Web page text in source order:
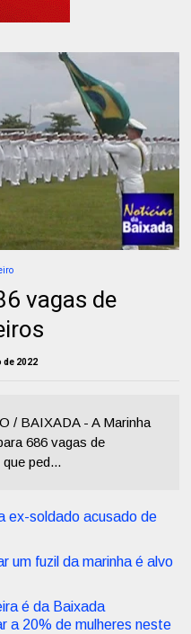
vagas de
de 2022
/ BAIXADA - A Marinha
686 vagas de
ped...
ex-soldado acusado de
um fuzil da marinha é alvo
é da Baixada
a 20% de mulheres neste